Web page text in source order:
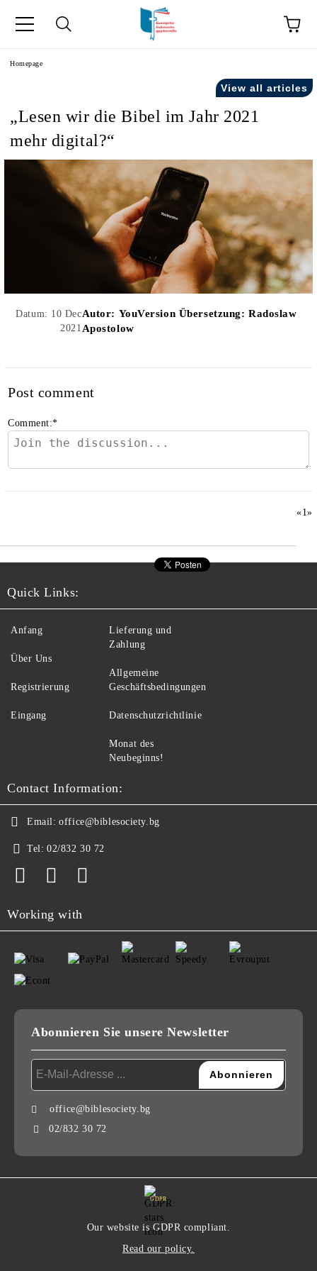
Homepage
View all articles
„Lesen wir die Bibel im Jahr 2021
mehr digital?“
Datum: 10 Dec
2021
Autor: YouVersion Übersetzung: Radoslaw
Apostolow
Post comment
Comment:*
«1»
Quick Links:
Anfang
Über Uns
Registrierung
Eingang
Lieferung und
Zahlung
Allgemeine
Geschäftsbedingungen
Datenschutzrichtlinie
Monat des
Neubeginns!
Contact Information:
Email: office@biblesociety.bg
Tel: 02/832 30 72
Working with
Abonnieren Sie unsere Newsletter
office@biblesociety.bg
02/832 30 72
GDPR
Our website is GDPR compliant.
Read our policy.